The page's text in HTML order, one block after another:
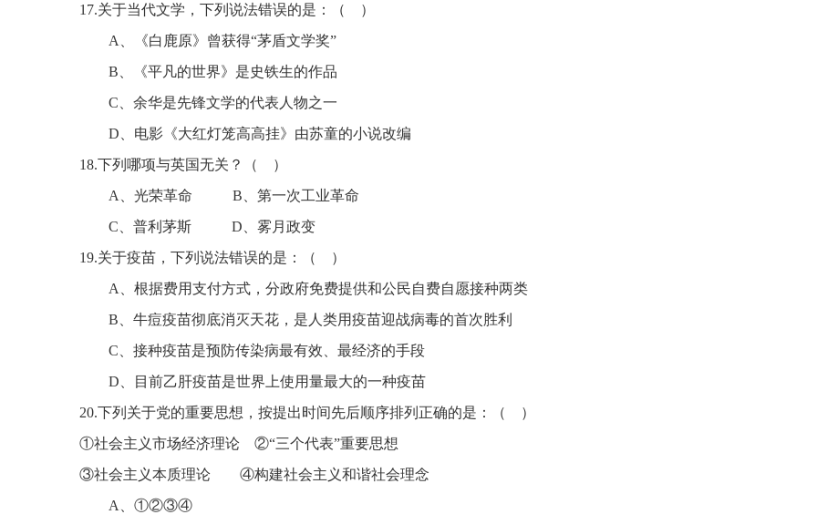
17.关于当代文学，下列说法错误的是： （
）
A、
《白鹿原》曾获得“茅盾文学奖”
B、《平凡的世界》是史铁生的作品
C、余华是先锋文学的代表人物之一
D、电影《大红灯笼高高挂》由苏童的小说改编
18.下列哪项与英国无关？ （
）
A、光荣革命
B、第一次工业革命
C、普利茅斯
D、雾月政变
19.关于疫苗，下列说法错误的是： （
）
A、根据费用支付方式，分政府免费提供和公民自费自愿接种两类
B、牛痘疫苗彻底消灭天花，是人类用疫苗迎战病毒的首次胜利
C、接种疫苗是预防传染病最有效、最经济的手段
D、目前乙肝疫苗是世界上使用量最大的一种疫苗
20.下列关于党的重要思想，按提出时间先后顺序排列正确的是： （
）
①社会主义市场经济理论 ②“三个代表”重要思想
③社会主义本质理论 ④构建社会主义和谐社会理念
A、 ①②③④